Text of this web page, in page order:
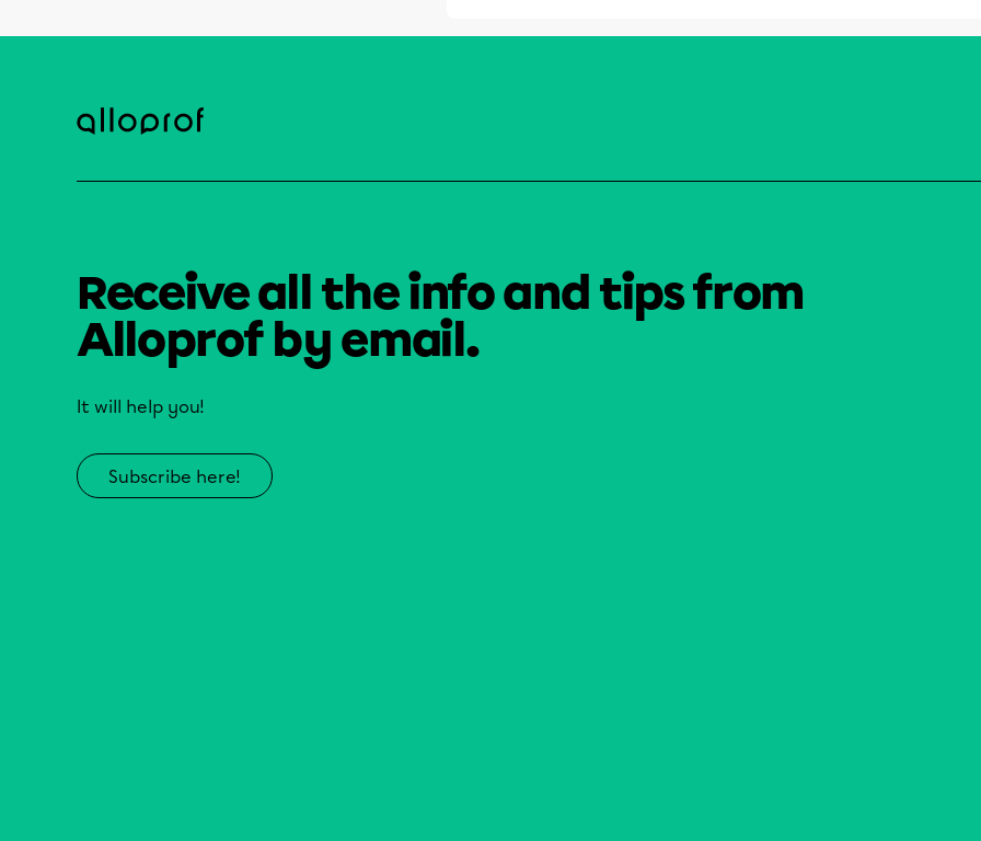
Receive all the info and tips from
Alloprof by email.
It will help you!
Subscribe here!